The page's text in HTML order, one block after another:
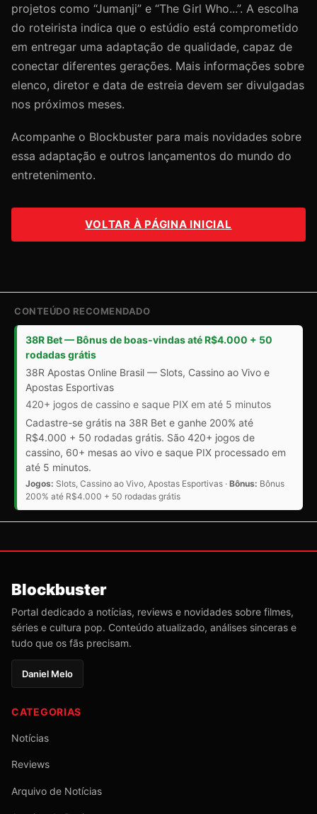
projetos como “Jumanji” e “The Girl Who...”. A escolha
do roteirista indica que o estúdio está comprometido
em entregar uma adaptação de qualidade, capaz de
conectar diferentes gerações. Mais informações sobre
elenco, diretor e data de estreia devem ser divulgadas
nos próximos meses.
Acompanhe o Blockbuster para mais novidades sobre
essa adaptação e outros lançamentos do mundo do
entretenimento.
VOLTAR À PÁGINA INICIAL
CONTEÚDO RECOMENDADO
38R Bet — Bônus de boas-vindas até R$4.000 + 50
rodadas grátis
38R Apostas Online Brasil — Slots, Cassino ao Vivo e
Apostas Esportivas
420+ jogos de cassino e saque PIX em até 5 minutos
Cadastre-se grátis na 38R Bet e ganhe 200% até
R$4.000 + 50 rodadas grátis. São 420+ jogos de
cassino, 60+ mesas ao vivo e saque PIX processado em
até 5 minutos.
Jogos: Slots, Cassino ao Vivo, Apostas Esportivas · Bônus: Bônus
200% até R$4.000 + 50 rodadas grátis
Blockbuster
Portal dedicado a notícias, reviews e novidades sobre filmes,
séries e cultura pop. Conteúdo atualizado, análises sinceras e
tudo que os fãs precisam.
Daniel Melo
CATEGORIAS
Notícias
Reviews
Arquivo de Notícias